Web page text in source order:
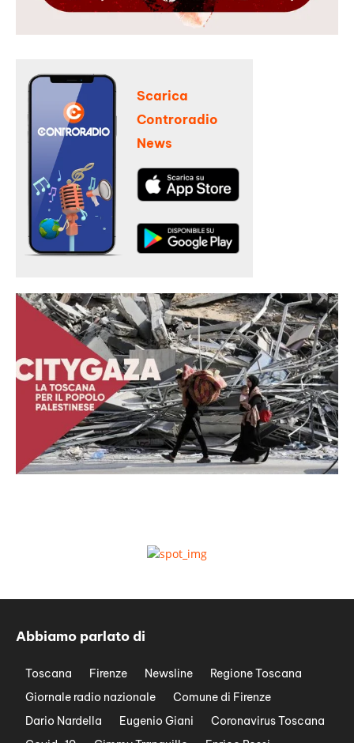
Scarica
Controradio
News
Abbiamo parlato di
Toscana Firenze Newsline
Regione Toscana
Giornale radio nazionale
Comune di Firenze
Dario Nardella
Eugenio Giani
Coronavirus Toscana